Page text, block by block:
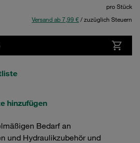
pro Stück
Versand ab 7,99 €/ zuzüglich Steuern
hinzufügen
Bedarf an
und Hydraulikzubehör und